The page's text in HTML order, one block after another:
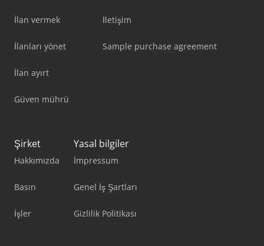
İlan vermek
İlanları yönet
İlan ayırt
Güven mührü
İletişim
Sample purchase agreement
Şirket
Hakkımızda
Basın
İşler
Yasal bilgiler
İmpressum
Genel İş Şartları
Gizlilik Politikası